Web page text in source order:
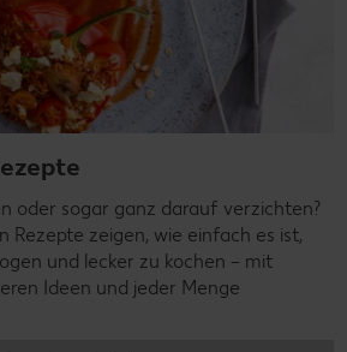
oder sogar ganz darauf verzichten?
Rezepte zeigen, wie einfach es ist,
und lecker zu kochen – mit
Ideen und jeder Menge